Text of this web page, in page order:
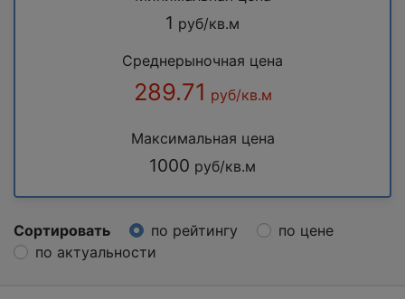
1 руб/кв.м
Среднерыночная цена
289.71 руб/кв.м
Максимальная цена
1000 руб/кв.м
Сортировать по рейтингу
по цене
по актуальности